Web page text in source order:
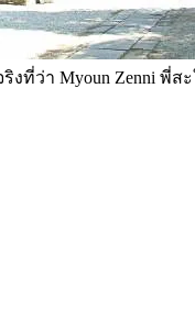
ที่ว่า Myoun Zenni พี่ส